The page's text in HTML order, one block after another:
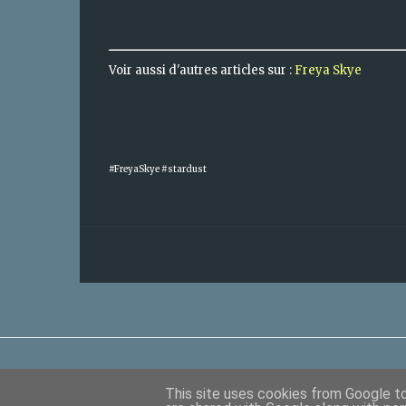
Voir aussi d'autres articles sur : Freya Skye
#FreyaSkye #stardust
This site uses cookies from Google